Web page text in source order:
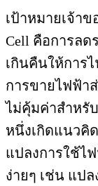
เป้าหมายเจ้า
Cell คือการลด
เกินคืนให้การ
การขายไฟฟ้า
ไม่คุ้มค่าสำหรั
หนึ่งเกิดแนวคิ
แปลงการใช้ไ
ง่ายๆ เช่น แป